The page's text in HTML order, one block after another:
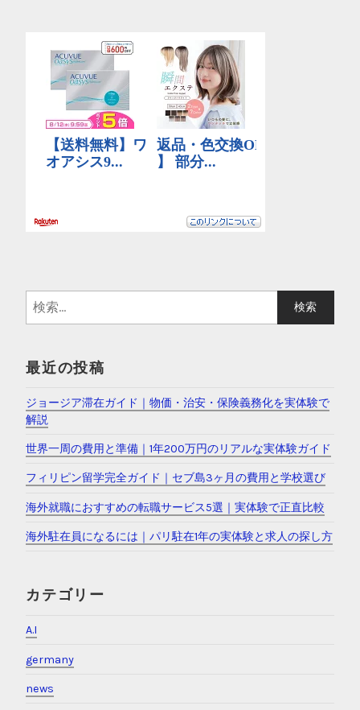
検
索
最近の投稿
ジョージア滞在ガイド｜物価・治安・保険義務化を実体験で
解説
世界一周の費用と準備｜1年200万円のリアルな実体験ガイド
フィリピン留学完全ガイド｜セブ島3ヶ月の費用と学校選び
海外就職におすすめの転職サービス5選｜実体験で正直比較
海外駐在員になるには｜パリ駐在1年の実体験と求人の探し方
カテゴリー
A.I
germany
news